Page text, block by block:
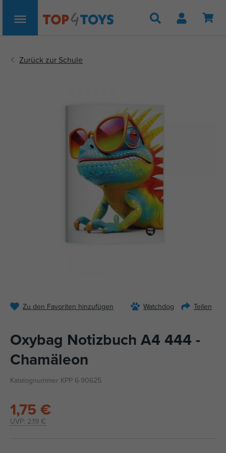
Suche
Zu den Favoriten hinzufügen Watchdog Teilen
Oxybag Notizbuch A4 444 -
Chamäleon
Katalognummer KPP 6-90625
UVP: 2,19 €
1,75 €